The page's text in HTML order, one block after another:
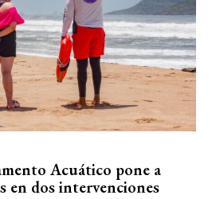
Acuático pone a
en dos intervenciones